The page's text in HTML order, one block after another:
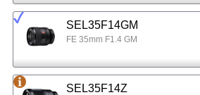
SEL35F14GM
FE 35mm F1.4 GM
SEL35F14Z